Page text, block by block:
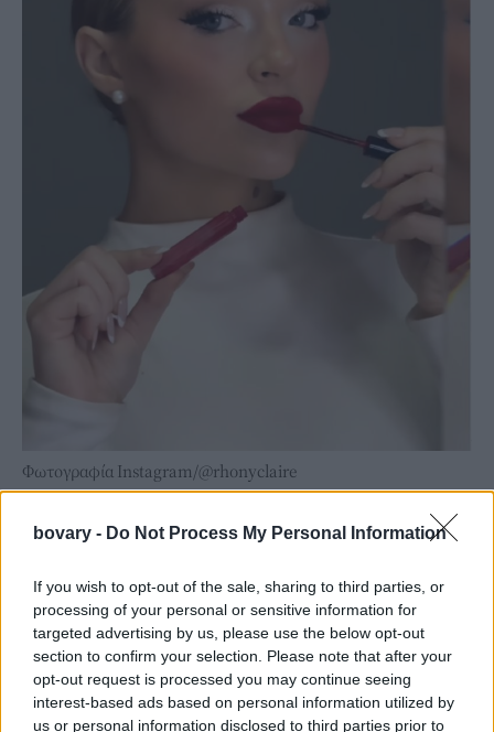
bovary - Do Not Process My Personal Information
If you wish to opt-out of the sale, sharing to third parties, or
processing of your personal or sensitive information for
targeted advertising by us, please use the below opt-out
section to confirm your selection. Please note that after your
opt-out request is processed you may continue seeing
interest-based ads based on personal information utilized by
us or personal information disclosed to third parties prior to
Φωτογραφία Instagram/@rhonyclaire
Συνήθως βλέπουμε την Rhony Claire να ξεκινά με μια άψογη
ρουτίνα περιποίησης της επιδερμίδας, πριν εφαρμόσει